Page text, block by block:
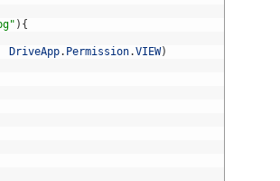
) {
DriveApp. Permission.VIEW)